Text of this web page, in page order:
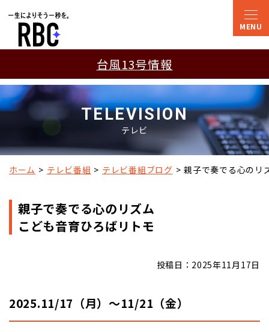
台風13号情報
TELEVISION
テレビ
ホーム テレビ番組 テレビ番組ブログ 親子で奏でる心のリ
親子で奏でる心のリズム
こども音育ひろばリトモ
投稿日：2025年11月17日
2025.11/17（月）〜11/21（金）